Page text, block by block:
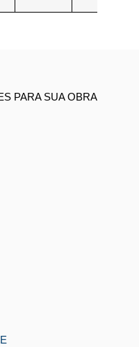
PARA SUA OBRA